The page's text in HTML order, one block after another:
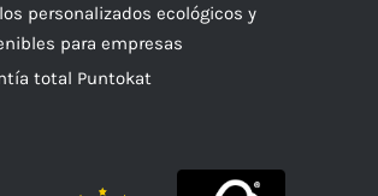
personalizados ecológicos y
para empresas
total Puntokat